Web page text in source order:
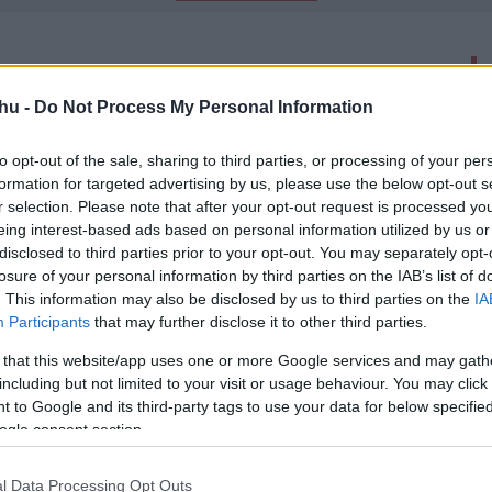
- Do Not Process My Personal Information
opt-out of the sale, sharing to third parties, or processing of your
for targeted advertising by us, please use the below opt-out
selection. Please note that after your opt-out request is processed
interest-based ads based on personal information utilized by us
to third parties prior to your opt-out. You may separately
of your personal information by third parties on the IAB’s list of
This information may also be disclosed by us to third parties on the
Participants that may further disclose it to other third parties.
that this website/app uses one or more Google services and may
but not limited to your visit or usage behaviour. You may
to Google and its third-party tags to use your data for below
consent section.
Data Processing Opt Outs
az ötvenes években.
főszereplésével készülhet az
előzményfilm
is jegyző Jay Roach rendezheti.
már javában készül a Vaják 3.